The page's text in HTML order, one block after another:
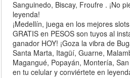
Sanguinedo, Biscay, Froufre . ¡No
leyenda!
¡Medellín, juega en los mejores
GRATIS en PESOS son tuyos al
ganador HOY! ¡Goza la vibra de
Santa Marta, Itagüí, Guarne,
Magangué, Popayán, Montería,
en tu celular y conviértete en